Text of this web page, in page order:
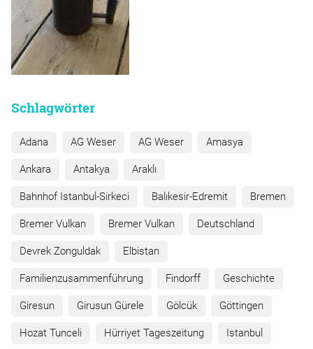
Schlagwörter
Adana AG Weser AG Weser Amasya
Ankara Antakya Araklı
Bahnhof Istanbul-Sirkeci Balıkesir-Edremit Bremen
Bremer Vulkan Bremer Vulkan Deutschland
Devrek Zonguldak Elbistan
Familienzusammenführung Findorff Geschichte
Giresun Girusun Gürele Gölcük Göttingen
Hozat Tunceli Hürriyet Tageszeitung Istanbul